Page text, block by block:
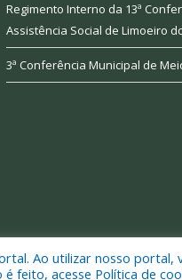
Regimento Interno da 13ª
Assistência Social de Limoeiro
3ª Conferência Municipal de
do Ajuru.
Ao utilizar nosso portal,
feito, acesse Política de